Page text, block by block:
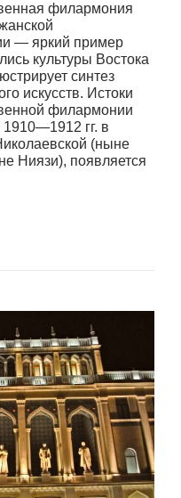
филармония
— яркий пример
культуры Востока
синтез
искусств. Истоки
филармонии
1910—1912 гг. в
(ныне
Ниязи), появляется